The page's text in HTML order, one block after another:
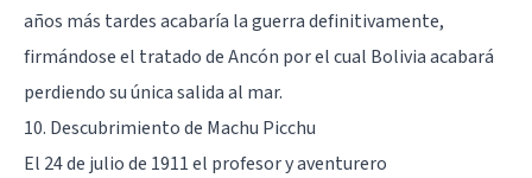
años más tardes acabaría la guerra definitivamente,
firmándose el tratado de Ancón por el cual Bolivia acabará
perdiendo su única salida al mar.
10. Descubrimiento de Machu Picchu
El 24 de julio de 1911 el profesor y aventurero